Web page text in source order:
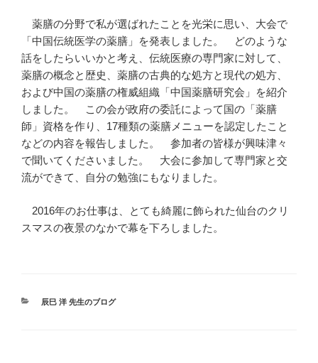
薬膳の分野で私が選ばれたことを光栄に思い、大会で
「中国伝統医学の薬膳」を発表しました。 どのような
話をしたらいいかと考え、伝統医療の専門家に対して、
薬膳の概念と歴史、薬膳の古典的な処方と現代の処方、
および中国の薬膳の権威組織「中国薬膳研究会」を紹介
しました。 この会が政府の委託によって国の「薬膳
師」資格を作り、17種類の薬膳メニューを認定したこと
などの内容を報告しました。 参加者の皆様が興味津々
で聞いてくださいました。 大会に参加して専門家と交
流ができて、自分の勉強にもなりました。
2016年のお仕事は、とても綺麗に飾られた仙台のクリ
スマスの夜景のなかで幕を下ろしました。
カ
辰巳 洋 先生のブログ